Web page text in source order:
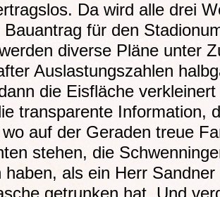
Da wird alle drei
Bauantrag für den
diverse Pläne unter
Auslastungszahlen
die Eisfläche
transparente Information,
auf der Geraden treue
stehen, die
haben, als ein Herr